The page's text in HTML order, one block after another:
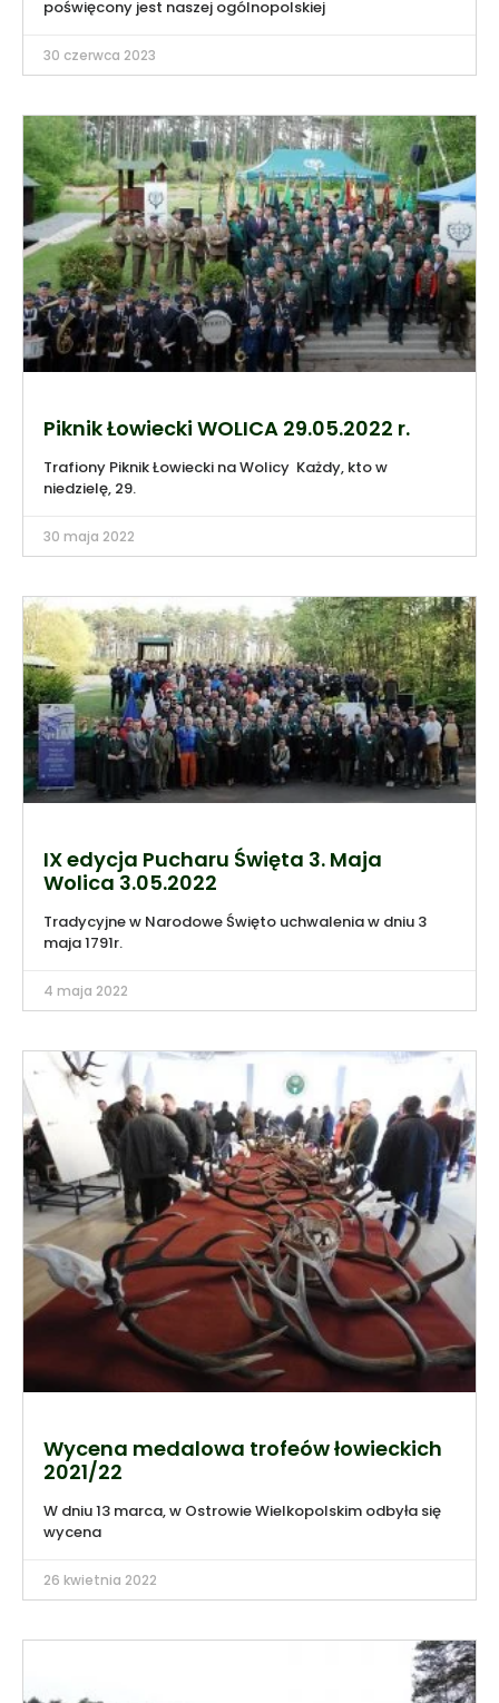
poświęcony jest naszej ogólnopolskiej
30 czerwca 2023
Piknik Łowiecki WOLICA 29.05.2022 r.
Trafiony Piknik Łowiecki na Wolicy Każdy, kto w
niedzielę, 29.
30 maja 2022
IX edycja Pucharu Święta 3. Maja
Wolica 3.05.2022
Tradycyjne w Narodowe Święto uchwalenia w dniu 3
maja 1791r.
4 maja 2022
Wycena medalowa trofeów łowieckich
2021/22
W dniu 13 marca, w Ostrowie Wielkopolskim odbyła się
wycena
26 kwietnia 2022